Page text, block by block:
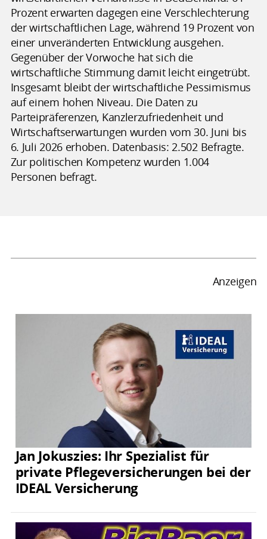
Prozent erwarten dagegen eine Verschlechterung
der wirtschaftlichen Lage, während 19 Prozent von
einer unveränderten Entwicklung ausgehen.
Gegenüber der Vorwoche hat sich die
wirtschaftliche Stimmung damit leicht eingetrübt.
Insgesamt bleibt der wirtschaftliche Pessimismus
auf einem hohen Niveau. Die Daten zu
Parteipräferenzen, Kanzlerzufriedenheit und
Wirtschaftserwartungen wurden vom 30. Juni bis
6. Juli 2026 erhoben. Datenbasis: 2.502 Befragte.
Zur politischen Kompetenz wurden 1.004
Personen befragt.
Anzeigen
Jan Jokuszies: Ihr Spezialist für
private Pflegeversicherungen bei der
IDEAL Versicherung